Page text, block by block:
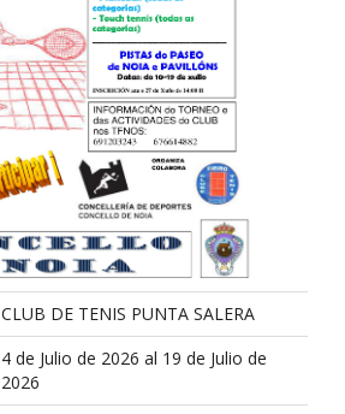
CLUB DE TENIS PUNTA SALERA
4 de Julio de 2026 al 19 de Julio de
2026